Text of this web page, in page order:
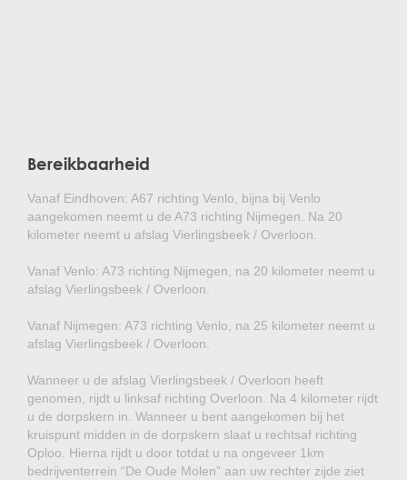
Bereikbaarheid
Vanaf Eindhoven: A67 richting Venlo, bijna bij Venlo
aangekomen neemt u de A73 richting Nijmegen. Na 20
kilometer neemt u afslag Vierlingsbeek / Overloon.
Vanaf Venlo: A73 richting Nijmegen, na 20 kilometer neemt u
afslag Vierlingsbeek / Overloon.
Vanaf Nijmegen: A73 richting Venlo, na 25 kilometer neemt u
afslag Vierlingsbeek / Overloon.
Wanneer u de afslag Vierlingsbeek / Overloon heeft
genomen, rijdt u linksaf richting Overloon. Na 4 kilometer rijdt
u de dorpskern in. Wanneer u bent aangekomen bij het
kruispunt midden in de dorpskern slaat u rechtsaf richting
Oploo. Hierna rijdt u door totdat u na ongeveer 1km
bedrijventerrein “De Oude Molen” aan uw rechter zijde ziet